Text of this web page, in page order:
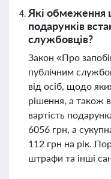
Які обмеження
подарунків
службовців?
Закон «Про
публічним
від осіб, щодо
рішення, а також
вартість
6056 грн, а
112 грн на рік.
штрафи та інші